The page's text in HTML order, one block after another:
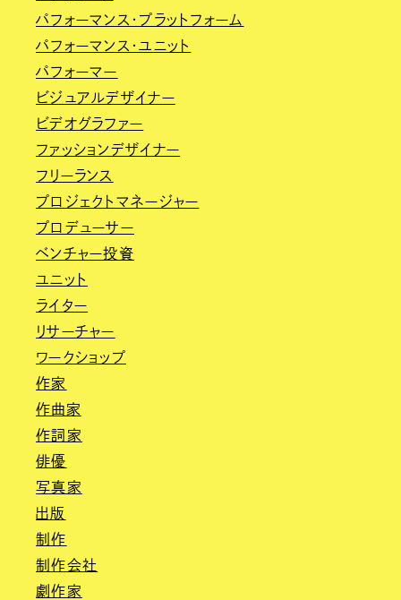
パフォーマンス・プラットフォーム
パフォーマンス・ユニット
パフォーマー
ビジュアルデザイナー
ビデオグラファー
ファッションデザイナー
フリーランス
プロジェクトマネージャー
プロデューサー
ベンチャー投資
ユニット
ライター
リサーチャー
ワークショップ
作家
作曲家
作詞家
俳優
写真家
出版
制作
制作会社
劇作家